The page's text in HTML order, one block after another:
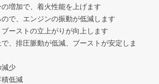
増加で、着火性能を上げます
で、エンジンの振動が低減します
ーストの立上がりが向上します
、排圧脈動が低減、ブーストが安定しま
減少
積低減